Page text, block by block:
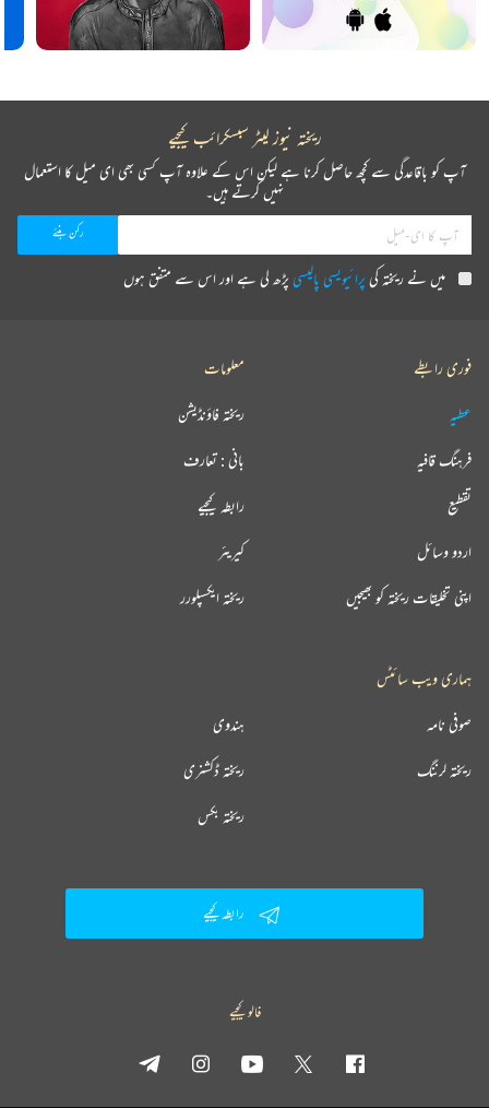
ریختہ نیوز لیٹر سبسکرائب کیجیے
آپ کو باقاعدگی سے کچھ حاصل کرنا ہے لیکن اس کے علاوہ آپ کسی بھی ای میل کا استعمال
نہیں کرتے ہیں۔
میں نے ریختہ کیپرائیویسی پالیسیپڑھ لی ہے اور اس سے متفق ہوں
فوری رابطے
عطیہ
فرہنگ قافیہ
تقطیع
اردو وسائل
اپنی تخلیقات ریختہ کو بھیجیں
معلومات
ریختہ فاؤنڈیشن
بانی : تعارف
رابطہ کیجیے
کیریئر
ریختہ ایکسپلورر
ہماری ویب سائٹس
ہندوی صوفی نامہ
ریختہ ڈکشنری ریختہ لرننگ
ریختہ بکس
رابطہ کیجیے
فالو کیجیے